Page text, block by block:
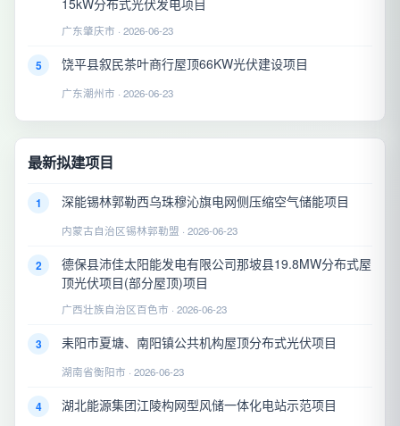
15kW分布式光伏发电项目
广东肇庆市 · 2026-06-23
5 饶平县叙民茶叶商行屋顶66KW光伏建设项目
广东潮州市 · 2026-06-23
最新拟建项目
1 深能锡林郭勒西乌珠穆沁旗电网侧压缩空气储能项目
内蒙古自治区锡林郭勒盟 · 2026-06-23
2
德保县沛佳太阳能发电有限公司那坡县19.8MW分布式屋
顶光伏项目(部分屋顶)项目
广西壮族自治区百色市 · 2026-06-23
3 耒阳市夏塘、南阳镇公共机构屋顶分布式光伏项目
湖南省衡阳市 · 2026-06-23
4 湖北能源集团江陵构网型风储一体化电站示范项目